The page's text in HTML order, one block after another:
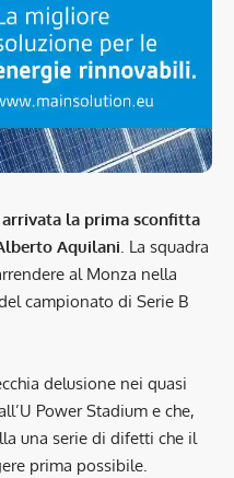
la prima sconfitta
Aquilani. La squadra
al Monza nella
campionato di Serie B
delusione nei quasi
Power Stadium e che,
una serie di difetti che il
prima possibile.